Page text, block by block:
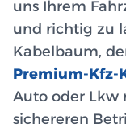
uns Ihrem
und richtig zu
Kabelbaum,
Premium-Kfz-
Auto oder Lkw
sichereren